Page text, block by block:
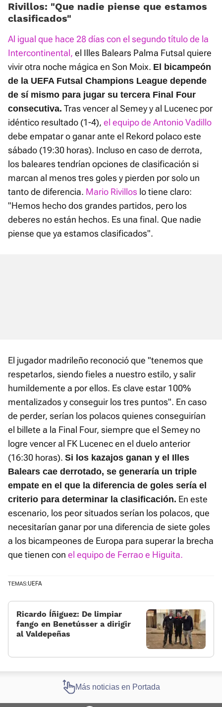
Rivillos: “Que nadie piense que estamos
clasificados”
Al igual que hace 28 días con el segundo título de la
Intercontinental, el Illes Balears Palma Futsal quiere
vivir otra noche mágica en Son Moix. El bicampeón
de la UEFA Futsal Champions League depende
de sí mismo para jugar su tercera Final Four
consecutiva. Tras vencer al Semey y al Lucenec por
idéntico resultado (1-4), el equipo de Antonio Vadillo
debe empatar o ganar ante el Rekord polaco este
sábado (19:30 horas). Incluso en caso de derrota,
los baleares tendrían opciones de clasificación si
marcan al menos tres goles y pierden por solo un
tanto de diferencia. Mario Rivillos lo tiene claro:
"Hemos hecho dos grandes partidos, pero los
deberes no están hechos. Es una final. Que nadie
piense que ya estamos clasificados".
El jugador madrileño reconoció que "tenemos que
respetarlos, siendo fieles a nuestro estilo, y salir
humildemente a por ellos. Es clave estar 100%
mentalizados y conseguir los tres puntos". En caso
de perder, serían los polacos quienes conseguirían
el billete a la Final Four, siempre que el Semey no
logre vencer al FK Lucenec en el duelo anterior
(16:30 horas). Si los kazajos ganan y el Illes
Balears cae derrotado, se generaría un triple
empate en el que la diferencia de goles sería el
criterio para determinar la clasificación. En este
escenario, los peor situados serían los polacos, que
necesitarían ganar por una diferencia de siete goles
a los bicampeones de Europa para superar la brecha
que tienen con el equipo de Ferrao e Higuita.
TEMAS:UEFA
Ricardo Íñiguez: De limpiar
fango en Benetússer a dirigir
al Valdepeñas
Más noticias en Portada